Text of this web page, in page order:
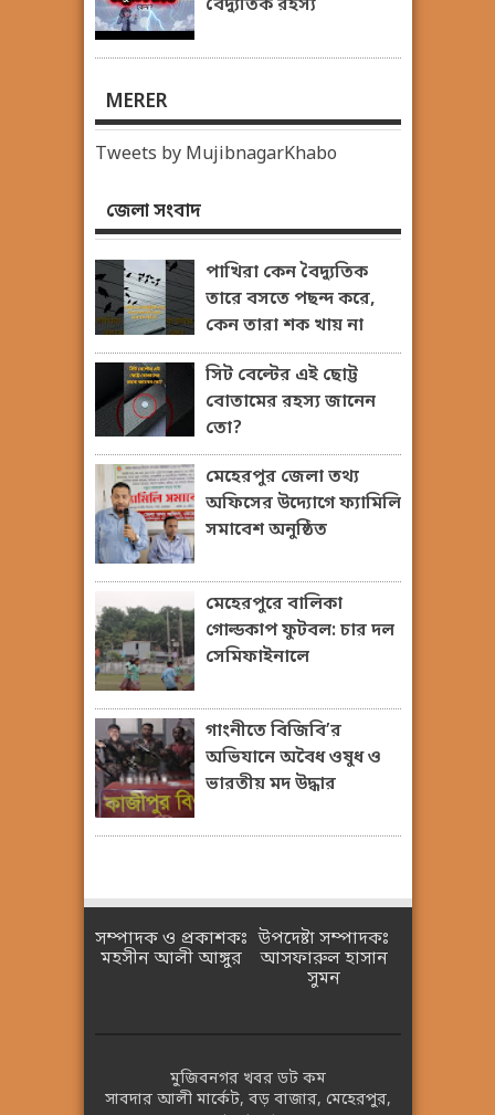
বৈদ্যুতিক রহস্য
MERER
Tweets by MujibnagarKhabo
জেলা সংবাদ
পাখিরা কেন বৈদ্যুতিক
তারে বসতে পছন্দ করে,
কেন তারা শক খায় না
সিট বেল্টের এই ছোট্ট
বোতামের রহস্য জানেন
তো?
মেহেরপুর জেলা তথ্য
অফিসের উদ্যোগে ফ্যামিলি
সমাবেশ অনুষ্ঠিত
মেহেরপুরে বালিকা
গোল্ডকাপ ফুটবল: চার দল
সেমিফাইনালে
গাংনীতে বিজিবি’র
অভিযানে অবৈধ ওষুধ ও
ভারতীয় মদ উদ্ধার
সম্পাদক ও প্রকাশকঃ
মহসীন আলী আঙ্গুর
উপদেষ্টা সম্পাদকঃ
আসফারুল হাসান
সুমন
মুজিবনগর খবর ডট কম
সাবদার আলী মার্কেট, বড় বাজার, মেহেরপুর,